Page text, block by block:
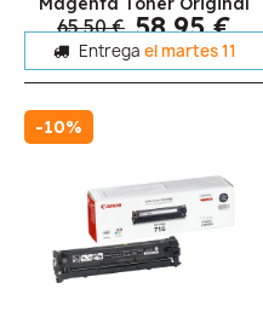
65,50 € 58,95 €
Entrega el martes 11
-10%